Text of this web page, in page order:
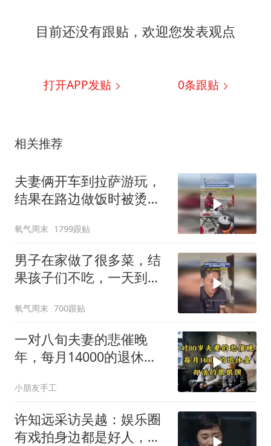
目前还没有跟贴，欢迎您发表观点
打开APP发贴 0条跟贴
相关推荐
夫妻俩开车到拉萨游玩，
结果在路边做饭时被烫伤
开，胆子是真大啊
氧气周末 1799跟贴
男子在家做了很多菜，结
果孩子们不吃，一天到晚
泡面
氧气周末 700跟贴
一对八旬夫妻的悲催晚
年，每月14000的退休
小朋友手工
许知远采访吴越：娱乐圈
有戏拍身边都是好人，没